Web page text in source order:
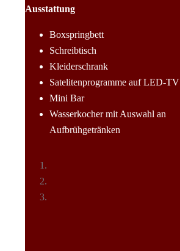
Ausstattung
Boxspringbett
Schreibtisch
Kleiderschrank
Satelitenprogramme auf LED-TV
Mini Bar
Wasserkocher mit Auswahl an
Aufbrühgetränken